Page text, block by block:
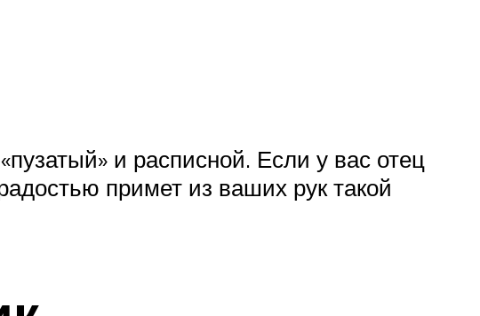
и расписной. Если у вас отец
примет из ваших рук такой